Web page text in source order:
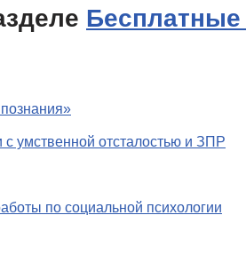
умственной отсталостью и ЗПР
по социальной психологии